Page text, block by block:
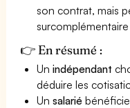
son contrat, mais
surcomplémentaire
👉 En résumé :
Unindépendant
déduire les
Unsalarié